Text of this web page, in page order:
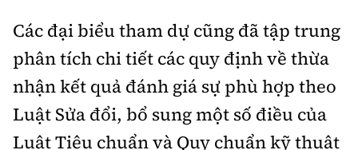
Các đại biểu tham dự cũng đã tập trung
phân tích chi tiết các quy định về thừa
nhận kết quả đánh giá sự phù hợp theo
Luật Sửa đổi, bổ sung một số điều của
Luật Tiêu chuẩn và Quy chuẩn kỹ thuật